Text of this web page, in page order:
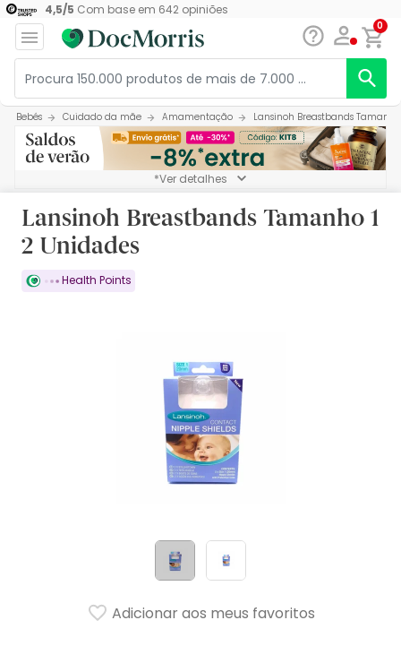
4,5/5 Com base em 642opiniões
0
Bebés Cuidado da mãe Amamentação Lansinoh Breastbands
*Ver detalhes
Lansinoh Breastbands Tamanho 1
2 Unidades
Health Points
Adicionar aos meus favoritos